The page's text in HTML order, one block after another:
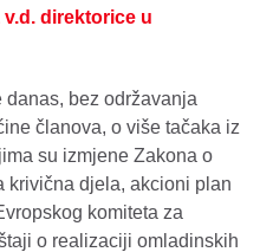
direktorice u
bez održavanja
članova, o više tačaka iz
su izmjene Zakona o
krivična djela, akcioni plan
komiteta za
o realizaciji omladinskih